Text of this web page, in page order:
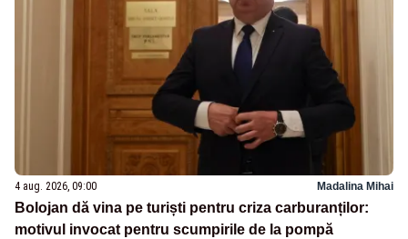
4 aug. 2026, 09:00 Madalina Mihai
Bolojan dă vina pe turiști pentru criza carburanților:
motivul invocat pentru scumpirile de la pompă